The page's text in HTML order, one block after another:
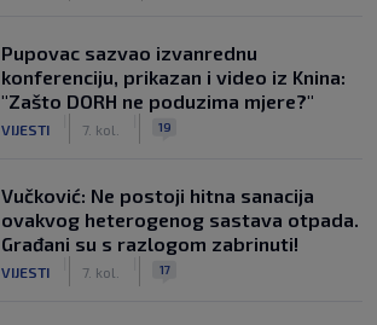
Pupovac sazvao izvanrednu
konferenciju, prikazan i video iz Knina:
"Zašto DORH ne poduzima mjere?"
VIJESTI 7. kol. 19
Vučković: Ne postoji hitna sanacija
ovakvog heterogenog sastava otpada.
Građani su s razlogom zabrinuti!
VIJESTI 7. kol. 17